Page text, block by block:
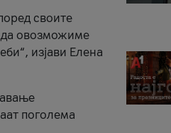
своите
да овозможиме
изјави Елена
поголема